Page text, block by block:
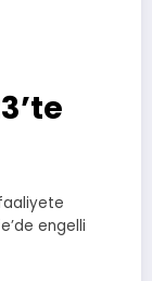
engelli